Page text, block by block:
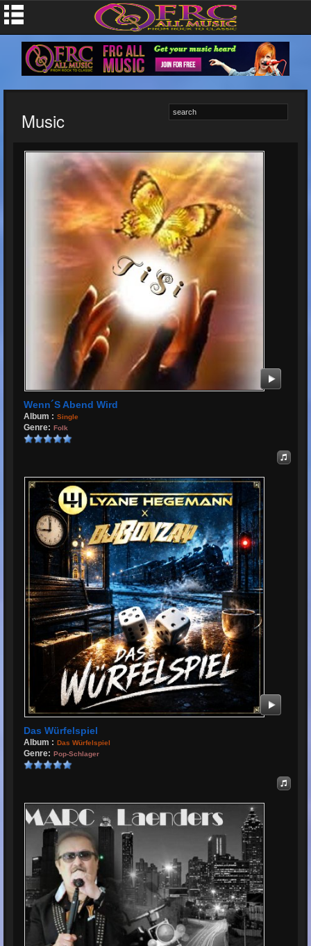
Music
Wenn´s Abend Wird
Album : Single
Genre: Folk
Das Würfelspiel
Album : Das Würfelspiel
Genre: Pop-Schlager